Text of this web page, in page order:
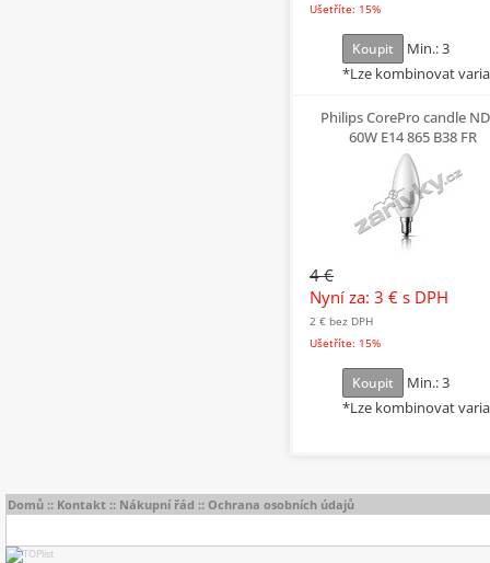
Ušetříte: 15%
Koupit
Min.: 3
*Lze kombinovat
Philips CorePro candle
60W E14 865 B38 FR
4 €
Nyní za: 3 € s DPH
2 € bez DPH
Ušetříte: 15%
Koupit
Min.: 3
*Lze kombinovat
Domů :: Kontakt :: Nákupní řád :: Ochrana osobních údajů